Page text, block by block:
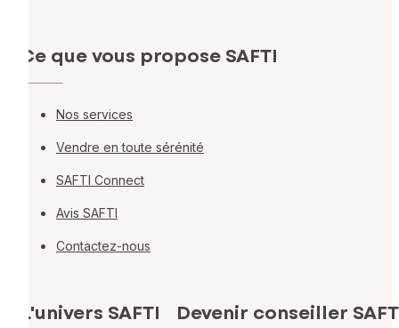
Ce que vous propose SAFTI
Nos services
Vendre en toute sérénité
SAFTI Connect
Avis SAFTI
Contactez-nous
L'univers SAFTI Devenir conseiller